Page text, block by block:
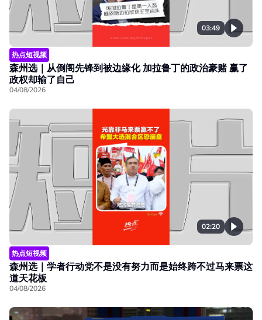
03:49
热点短视频
森州选｜从倒阁先锋到被边缘化 加拉鲁丁的政治豪赌 赢了
政权却输了自己
04/08/2026
02:20
热点短视频
森州选｜学者行动党不是没有努力而是始终跨不过马来票这
道天花板
04/08/2026